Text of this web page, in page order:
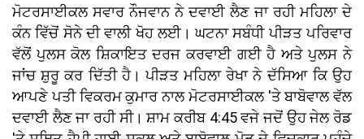
ਮੋਟਰਸਾਈਕਲ ਸਵਾਰ ਨੌਜਵਾਨ ਨੇ ਦਵਾਈ ਲੈਣ ਜਾ ਰਹੀ ਮਹਿਲਾ ਦੇ
ਕੰਨ ਵਿੱਚੋਂ ਸੋਨੇ ਦੀ ਵਾਲੀ ਖੋਹ ਲਈ। ਘਟਨਾ ਸਬੰਧੀ ਪੀੜਤ ਪਰਿਵਾਰ
ਵੱਲੋਂ ਪੁਲਸ ਕੋਲ ਸ਼ਿਕਾਇਤ ਦਰਜ ਕਰਵਾਈ ਗਈ ਹੈ ਅਤੇ ਪੁਲਸ ਨੇ
ਜਾਂਚ ਸ਼ੁਰੂ ਕਰ ਦਿੱਤੀ ਹੈ। ਪੀੜਤ ਮਹਿਲਾ ਰੇਖਾ ਨੇ ਦੱਸਿਆ ਕਿ ਉਹ
ਆਪਣੇ ਪਤੀ ਵਿਕਰਮ ਕੁਮਾਰ ਨਾਲ ਮੋਟਰਸਾਈਕਲ 'ਤੇ ਬਾਬੋਵਾਲ ਵੱਲ
ਦਵਾਈ ਲੈਣ ਜਾ ਰਹੀ ਸੀ। ਸ਼ਾਮ ਕਰੀਬ 4:45 ਵਜੇ ਜਦੋਂ ਉਹ ਜੇਲ ਰੋਡ